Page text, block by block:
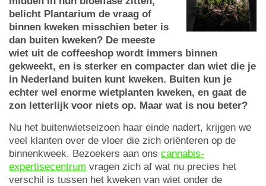
belicht Plantarium de vraag of
binnen kweken misschien beter is
dan buiten kweken? De meeste
wiet uit de coffeeshop wordt immers binnen
gekweekt, en is sterker en compacter dan wiet die je
in Nederland buiten kunt kweken. Buiten kun je
echter wel enorme wietplanten kweken, en gaat de
zon letterlijk voor niets op. Maar wat is nou beter?
Nu het buitenwietseizoen haar einde nadert, krijgen we
veel klanten over de vloer die zich oriënteren op de
binnenkweek. Bezoekers aan ons cannabis-
expertisecentrum vragen zich af wat nu precies het
verschil is tussen het kweken van wiet onder de